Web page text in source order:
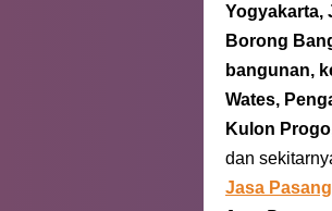
Yogyakarta,
Borong
bangunan,
Wates,
Kulon
dan
Jasa